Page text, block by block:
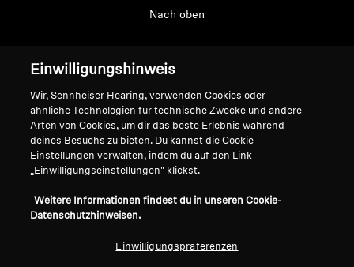
Nach oben
Impressum
Globale Datenschutzrichtlinie
Geschäftsbedingungen für
Koordinierte Richtlinie zur
Unser Unternehmen
Karriere bei Sonova
Sennheiser Consumer
Einwilligungshinweis
Wir, Sennheiser Hearing, verwenden Cookies oder
ähnliche Technologien für technische Zwecke und andere
Arten von Cookies, um dir das beste Erlebnis während
deines Besuchs zu bieten. Du kannst die Cookie-
Einstellungen verwalten, indem du auf den Link
„Einwilligungseinstellungen" klickst.
Weitere Informationen findest du in unseren Cookie-
Datenschutzhinweisen.
Einwilligungspräferenzen